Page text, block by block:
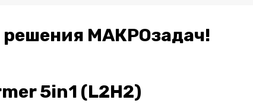
МАКРОзадач!
5in1 (L2H2)